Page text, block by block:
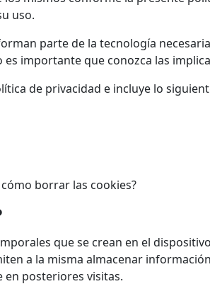
uso.
parte de la tecnología
importante que conozca las
de privacidad e incluye lo
borrar las cookies?
que se crean en el
a la misma almacenar
en posteriores visitas.